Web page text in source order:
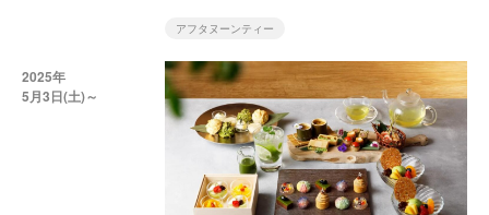
アフタヌーンティー
2025年
5月3日(土)～